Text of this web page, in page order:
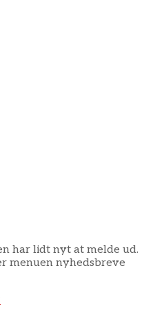
har lidt nyt at melde ud.
menuen nyhedsbreve